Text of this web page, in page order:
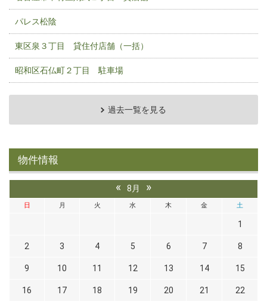
パレス松陰
東区泉３丁目 貸住付店舗（一括）
昭和区石仏町２丁目 駐車場
過去一覧を見る
物件情報
« 8月 »
日 月 火 水 木 金 土
1
2 3 4 5 6 7 8
9 10 11 12 13 14 15
16 17 18 19 20 21 22